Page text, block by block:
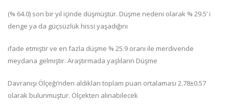
(% 64.0) son bir yıl içinde düşmüştür. Düşme nedeni olarak % 29.5’ i
denge ya da güçsüzlük hissi yaşadığını
ifade etmiştir ve en fazla düşme % 25.9 oranı ile merdivende
meydana gelmiştir. Araştırmada yaşlıların Düşme
Davranışı Ölçeği’nden aldıkları toplam puan ortalaması 2.78±0.57
olarak bulunmuştur. Ölçekten alınabilecek